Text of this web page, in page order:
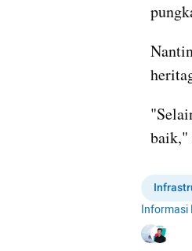
baik,"
Informasi